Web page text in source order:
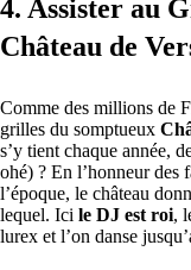
4. Assister au
Château de
Comme des millions de
grilles du somptueux
s’y tient chaque année,
ohé) ? En l’honneur des
l’époque, le château
lequel. Ici le DJ est roi,
lurex et l’on danse